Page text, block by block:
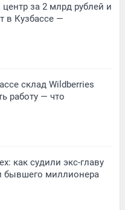
за 2 млрд рублей и
в Кузбассе —
склад Wildberries
работу — что
как судили экс-главу
бывшего миллионера